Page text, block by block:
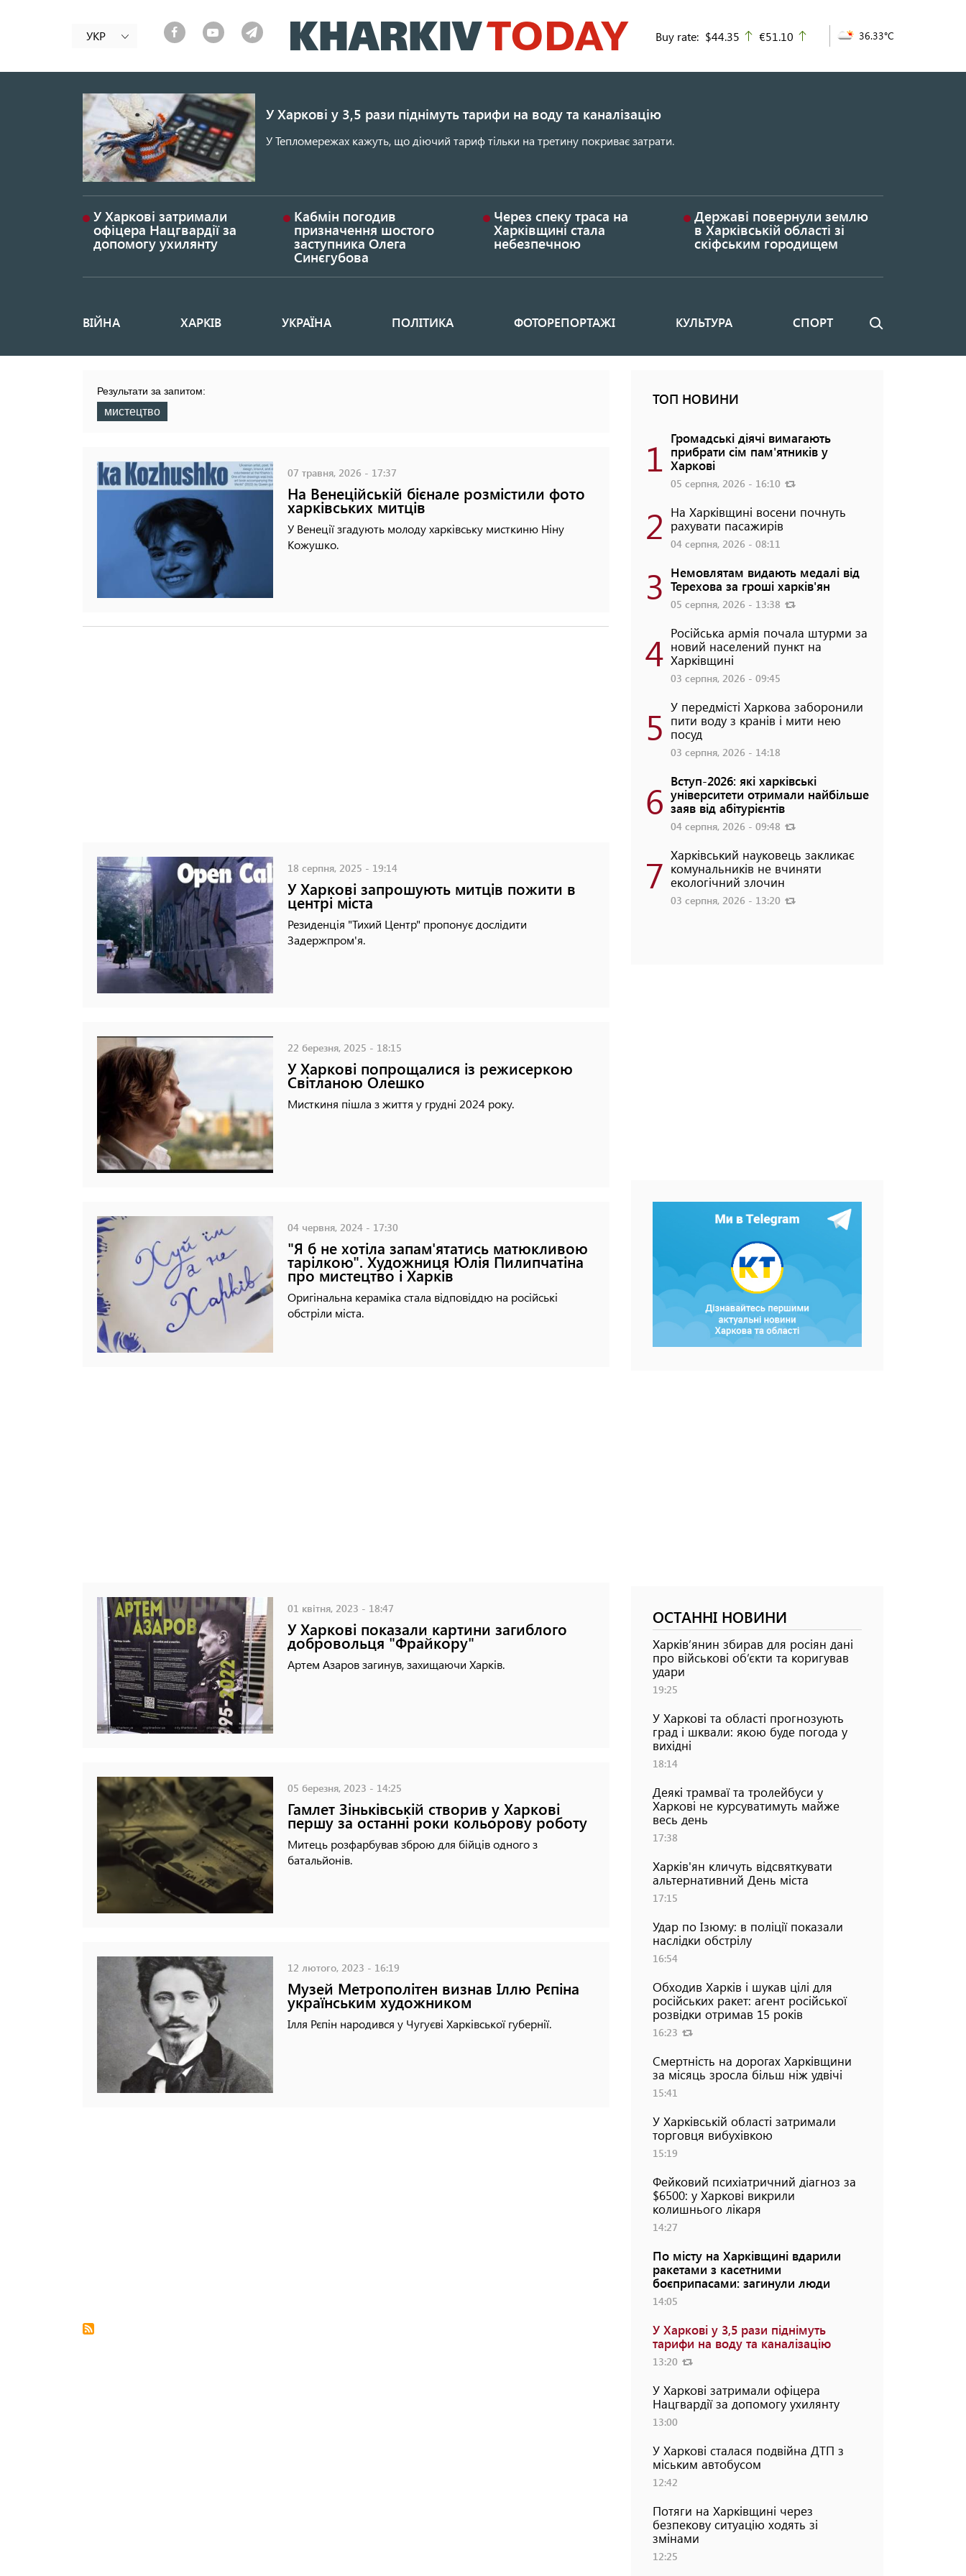
до
основного
УКР Buy rate: $44.35 up
€51.10 36.33°C
У Харкові у 3,5 рази піднімуть тарифи на воду та каналізацію
У Тепломережах кажуть, що діючий тариф тільки на третину покриває затрати.
У Харкові затримали
офіцера Нацгвардії за
допомогу ухилянту
Кабмін погодив
призначення шостого
заступника Олега
Синєгубова
Через спеку траса на
Харківщині стала
небезпечною
Державі повернули землю
в Харківській області зі
скіфським городищем
Основная
ВІЙНА ХАРКІВ УКРАЇНА ПОЛІТИКА ФОТОРЕПОРТАЖІ КУЛЬТУРА СПОРТ Пошук
Результати за запитом:
мистецтво
07 травня, 2026 - 17:37
На Венеційській бієнале розмістили фото
харківських митців
У Венеції згадують молоду харківську мисткиню Ніну
Кожушко.
18 серпня, 2025 - 19:14
У Харкові запрошують митців пожити в
центрі міста
Резиденція "Тихий Центр" пропонує дослідити
Задержпром'я.
22 березня, 2025 - 18:15
У Харкові попрощалися із режисеркою
Світланою Олешко
Мисткиня пішла з життя у грудні 2024 року.
04 червня, 2024 - 17:30
"Я б не хотіла запам'ятатись матюкливою
тарілкою". Художниця Юлія Пилипчатіна
про мистецтво і Харків
Оригінальна кераміка стала відповіддю на російські
обстріли міста.
01 квітня, 2023 - 18:47
У Харкові показали картини загиблого
добровольця "Фрайкору"
Артем Азаров загинув, захищаючи Харків.
05 березня, 2023 - 14:25
Гамлет Зіньківській створив у Харкові
першу за останні роки кольорову роботу
Митець розфарбував зброю для бійців одного з
батальйонів.
12 лютого, 2023 - 16:19
Музей Метрополітен визнав Іллю Рєпіна
українським художником
Ілля Рєпін народився у Чугуєві Харківської губернії.
ТОП НОВИНИ
1 Громадські діячі вимагають
прибрати сім пам'ятників у
Харкові
05 серпня, 2026 - 16:10
2 На Харківщині восени почнуть
рахувати пасажирів
04 серпня, 2026 - 08:11
3 Немовлятам видають медалі від
Терехова за гроші харків'ян
05 серпня, 2026 - 13:38
4 Російська армія почала штурми за
новий населений пункт на
Харківщині
03 серпня, 2026 - 09:45
5 У передмісті Харкова заборонили
пити воду з кранів і мити нею
посуд
03 серпня, 2026 - 14:18
6 Вступ-2026: які харківські
університети отримали найбільше
заяв від абітурієнтів
04 серпня, 2026 - 09:48
7 Харківський науковець закликає
комунальників не вчиняти
екологічний злочин
03 серпня, 2026 - 13:20
ОСТАННІ НОВИНИ
Харків’янин збирав для росіян дані
про військові об’єкти та коригував
удари
19:25
У Харкові та області прогнозують
град і шквали: якою буде погода у
вихідні
18:14
Деякі трамваї та тролейбуси у
Харкові не курсуватимуть майже
весь день
17:38
Харків'ян кличуть відсвяткувати
альтернативний День міста
17:15
Удар по Ізюму: в поліції показали
наслідки обстрілу
16:54
Обходив Харків і шукав цілі для
російських ракет: агент російської
розвідки отримав 15 років
16:23
Смертність на дорогах Харківщини
за місяць зросла більш ніж удвічі
15:41
У Харківській області затримали
торговця вибухівкою
15:19
Фейковий психіатричний діагноз за
$6500: у Харкові викрили
колишнього лікаря
14:27
По місту на Харківщині вдарили
ракетами з касетними
боєприпасами: загинули люди
14:05
У Харкові у 3,5 рази піднімуть
тарифи на воду та каналізацію
13:20
У Харкові затримали офіцера
Нацгвардії за допомогу ухилянту
13:00
У Харкові сталася подвійна ДТП з
міським автобусом
12:42
Потяги на Харківщині через
безпекову ситуацію ходять зі
змінами
12:25